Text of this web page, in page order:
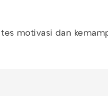
motivasi dan